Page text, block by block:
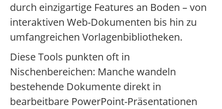
durch einzigartige Features an Boden – von
interaktiven Web-Dokumenten bis hin zu
umfangreichen Vorlagenbibliotheken.
Diese Tools punkten oft in
Nischenbereichen: Manche wandeln
bestehende Dokumente direkt in
bearbeitbare PowerPoint-Präsentationen